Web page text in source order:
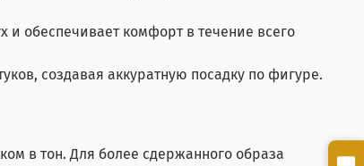
и обеспечивает комфорт в течение всего
создавая аккуратную посадку по фигуре.
в тон. Для более сдержанного образа